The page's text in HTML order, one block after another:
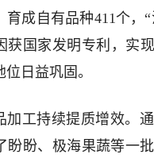
育成自有品种411个，
获国家发明专利，实
日益巩固。
加工持续提质增效。
盼盼、极海果蔬等一